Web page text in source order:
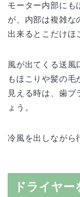
モーター内部にも
が、内部は複雑な
出来るとこだけほ
風が出てくる送風
もほこりや髪の毛
見える時は、歯ブ
ょう。
冷風を出しながら
ドライヤ